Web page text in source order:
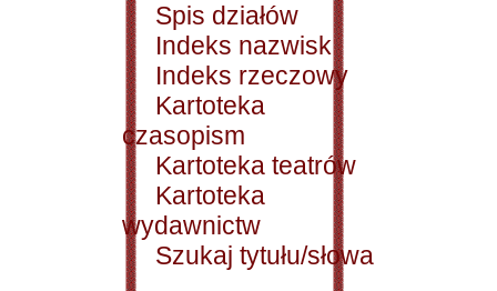
Spis działów
Indeks nazwisk
Indeks rzeczowy
Kartoteka
czasopism
Kartoteka teatrów
Kartoteka
wydawnictw
Szukaj tytułu/słowa